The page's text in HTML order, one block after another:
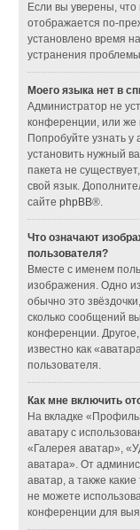
Если вы уверены, что
отображается по-
установлено время
устранения
Моего языка нет в
Администратор не
конференции, или же
Попробуйте узнать
установить нужный
пакета не
свой язык.
сайтеphpBB®.
Что означают
пользователя?
Вместе с именем
изображения. Одно
обычно это
сколько сообщений
конференции.
известно как
пользователя.
Как мне включить
На вкладке
аватару с
«Галерея аватар»,
аватара». От
аватар, а также
не можете
конференции для